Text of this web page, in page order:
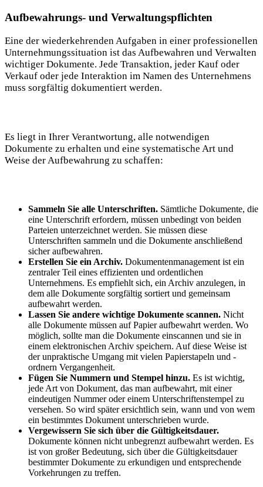
Aufbewahrungs- und Verwaltungspflichten
Eine⁢ der wiederkehrenden ​Aufgaben in einer professionellen
Unternehmungssituation ist⁣ das Aufbewahren und Verwalten
wichtiger Dokumente. Jede Transaktion, jeder ‌Kauf oder
Verkauf oder⁢ jede Interaktion im Namen des Unternehmens
muss sorgfältig dokumentiert werden.
Es liegt in Ihrer⁤ Verantwortung, alle ⁤notwendigen
Dokumente zu erhalten und eine systematische Art und
Weise der Aufbewahrung zu ⁤schaffen:
Sammeln Sie alle⁣ Unterschriften. Sämtliche ⁣Dokumente, ⁣die
eine Unterschrift erfordern, müssen unbedingt von beiden
Parteien unterzeichnet werden. Sie müssen diese
Unterschriften sammeln⁤ und die Dokumente anschließend
sicher aufbewahren.
Erstellen ‌Sie ein Archiv. ‌Dokumentenmanagement ist ein⁣
zentraler Teil eines effizienten und‍ ordentlichen
Unternehmens. Es empfiehlt sich, ein Archiv anzulegen, in
dem alle Dokumente sorgfältig sortiert und⁤ gemeinsam
aufbewahrt werden.
Lassen⁢ Sie andere ‌wichtige Dokumente scannen. Nicht
alle Dokumente müssen auf ‌Papier ‍aufbewahrt werden. Wo
möglich, sollte man die Dokumente einscannen und sie in
⁤einem elektronischen⁢ Archiv speichern. Auf diese Weise⁣ ist
‌der unpraktische Umgang mit vielen ​Papierstapeln und -
ordnern Vergangenheit.
Fügen Sie Nummern und Stempel hinzu. Es ist wichtig,
jede Art von Dokument, ​das man ⁣aufbewahrt, mit einer
eindeutigen Nummer⁣ oder einem Unterschriftenstempel zu
versehen. ‍So wird später ersichtlich ‍sein, wann und ⁢von⁤ wem
ein‌ bestimmtes Dokument unterschrieben wurde.
Vergewissern Sie sich über ⁤die Gültigkeitsdauer.
Dokumente können nicht unbegrenzt aufbewahrt werden. Es⁢
ist von großer Bedeutung, sich über die Gültigkeitsdauer
bestimmter Dokumente​ zu erkundigen und entsprechende
Vorkehrungen zu treffen.